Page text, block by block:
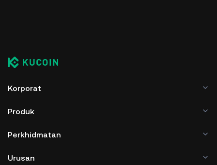
Korporat
Produk
Perkhidmatan
Urusan